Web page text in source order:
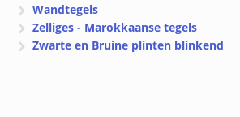
Wandtegels
Zelliges - Marokkaanse tegels
Zwarte en Bruine plinten blinkend